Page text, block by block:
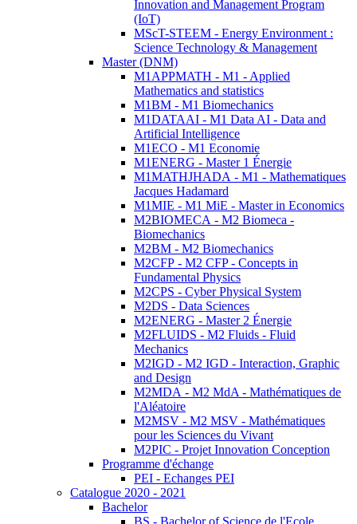
Innovation and Management Program
(IoT)
MScT-STEEM - Energy Environment :
Science Technology & Management
Master (DNM)
M1APPMATH - M1 - Applied
Mathematics and statistics
M1BM - M1 Biomechanics
M1DATAAI - M1 Data AI - Data and
Artificial Intelligence
M1ECO - M1 Economie
M1ENERG - Master 1 Énergie
M1MATHJHADA - M1 - Mathematiques
Jacques Hadamard
M1MIE - M1 MiE - Master in Economics
M2BIOMECA - M2 Biomeca -
Biomechanics
M2BM - M2 Biomechanics
M2CFP - M2 CFP - Concepts in
Fundamental Physics
M2CPS - Cyber Physical System
M2DS - Data Sciences
M2ENERG - Master 2 Énergie
M2FLUIDS - M2 Fluids - Fluid
Mechanics
M2IGD - M2 IGD - Interaction, Graphic
and Design
M2MDA - M2 MdA - Mathématiques de
l'Aléatoire
M2MSV - M2 MSV - Mathématiques
pour les Sciences du Vivant
M2PIC - Projet Innovation Conception
Programme d'échange
PEI - Echanges PEI
Catalogue 2020 - 2021
Bachelor
BS - Bachelor of Science de l'Ecole